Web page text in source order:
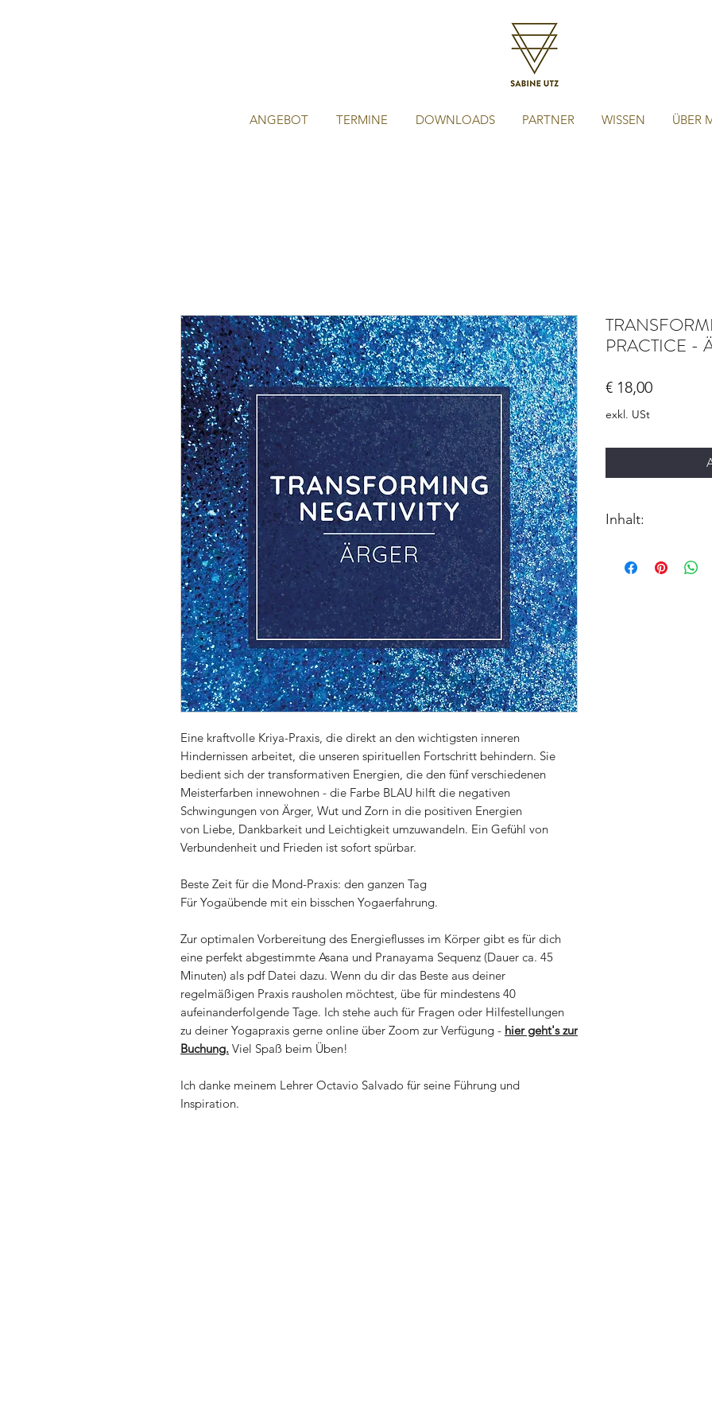
ANGEBOT TERMINE DOWNLOADS PARTNER WISSEN ÜBER
Eine kraftvolle Kriya-Praxis, die direkt an den wichtigsten inneren
Hindernissen arbeitet, die unseren spirituellen Fortschritt behindern. Sie
bedient sich der transformativen Energien, die den fünf verschiedenen
Meisterfarben innewohnen - die Farbe BLAU hilft die negativen
Schwingungen von Ärger, Wut und Zorn in die positiven Energien
von Liebe, Dankbarkeit und Leichtigkeit umzuwandeln. Ein Gefühl von
Verbundenheit und Frieden ist sofort spürbar.
Beste Zeit für die Mond-Praxis: den ganzen Tag
Für Yogaübende mit ein bisschen Yogaerfahrung.
Zur optimalen Vorbereitung des Energieflusses im Körper gibt es für dich
eine perfekt abgestimmte Asana und Pranayama Sequenz (Dauer ca. 45
Minuten) als pdf Datei dazu. Wenn du dir das Beste aus deiner
regelmäßigen Praxis rausholen möchtest, übe für mindestens 40
aufeinanderfolgende Tage. Ich stehe auch für Fragen oder Hilfestellungen
zu deiner Yogapraxis gerne online über Zoom zur Verfügung - hier geht's zur
Buchung. Viel Spaß beim Üben!
Ich danke meinem Lehrer Octavio Salvado für seine Führung und
Inspiration.
PRACTICE -
€ 18,00Preis
exkl. USt
Inhalt:
mit detaillierter